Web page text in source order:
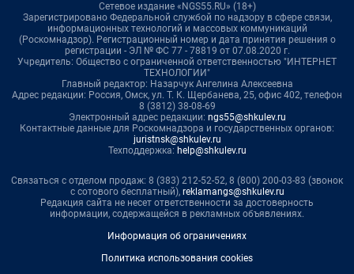
Сетевое издание «NGS55.RU» (18+)
Зарегистрировано Федеральной службой по надзору в сфере связи,
информационных технологий и массовых коммуникаций
(Роскомнадзор). Регистрационный номер и дата принятия решения о
регистрации - ЭЛ № ФС 77 - 78819 от 07.08.2020 г.
Учредитель: Общество с ограниченной ответственностью "ИНТЕРНЕТ
ТЕХНОЛОГИИ"
Главный редактор: Назарчук Ангелина Алексеевна
Адрес редакции: Россия, Омск, ул. Т. К. Щербанева, 25, офис 402, телефон
8 (3812) 38-08-69
Электронный адрес редакции: ngs55@shkulev.ru
Контактные данные для Роскомнадзора и государственных органов:
juristnsk@shkulev.ru
Техподдержка: help@shkulev.ru
Связаться с отделом продаж: 8 (383) 212-52-52, 8 (800) 200-03-83 (звонок
с сотового бесплатный), reklamangs@shkulev.ru
Редакция сайта не несет ответственности за достоверность
информации, содержащейся в рекламных объявлениях.
Информация об ограничениях
Политика использования cookies